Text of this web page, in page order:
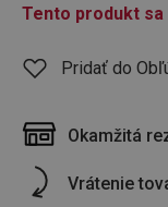
Tento produkt sa
Pridať do
Okamžitá
Vrátenie